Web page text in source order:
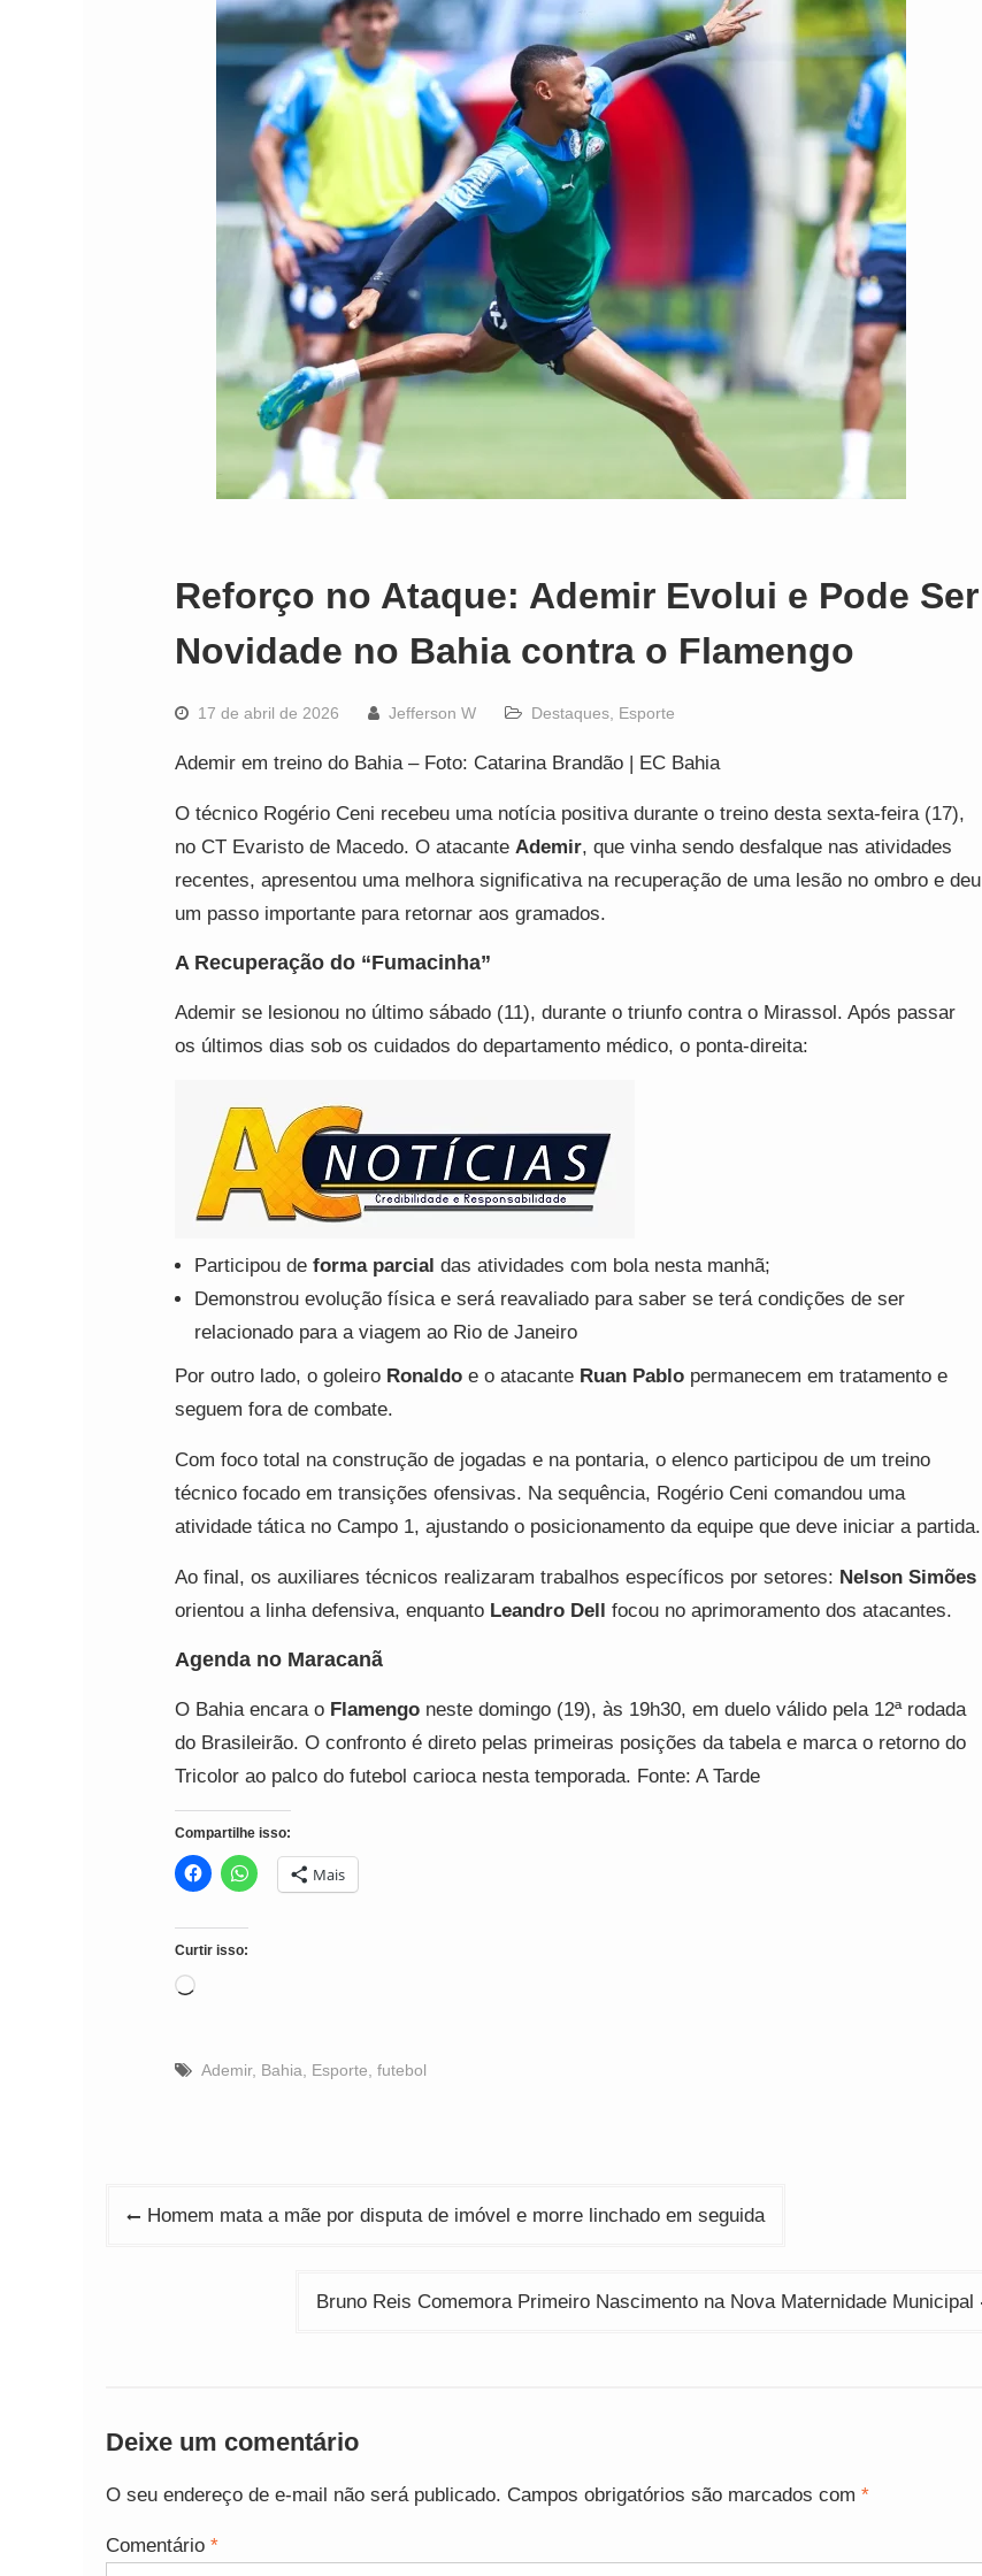
Reforço no Ataque: Ademir Evolui e Pode Ser
Novidade no Bahia contra o Flamengo
17 de abril de 2026 Jefferson W Destaques Esporte
Ademir em treino do Bahia – Foto: Catarina Brandão | EC Bahia
O técnico Rogério Ceni recebeu uma notícia positiva durante o treino desta sexta-feira (17),
no CT Evaristo de Macedo. O atacante Ademir, que vinha sendo desfalque nas atividades
recentes, apresentou uma melhora significativa na recuperação de uma lesão no ombro e deu
um passo importante para retornar aos gramados.
A Recuperação do “Fumacinha”
Ademir se lesionou no último sábado (11), durante o triunfo contra o Mirassol. Após passar
os últimos dias sob os cuidados do departamento médico, o ponta-direita:
Participou de forma parcial das atividades com bola nesta manhã;
Demonstrou evolução física e será reavaliado para saber se terá condições de ser
relacionado para a viagem ao Rio de Janeiro
Por outro lado, o goleiro Ronaldo e o atacante Ruan Pablo permanecem em tratamento e
seguem fora de combate.
Com foco total na construção de jogadas e na pontaria, o elenco participou de um treino
técnico focado em transições ofensivas. Na sequência, Rogério Ceni comandou uma
atividade tática no Campo 1, ajustando o posicionamento da equipe que deve iniciar a partida.
Ao final, os auxiliares técnicos realizaram trabalhos específicos por setores: Nelson Simões
orientou a linha defensiva, enquanto Leandro Dell focou no aprimoramento dos atacantes.
Agenda no Maracanã
O Bahia encara o Flamengo neste domingo (19), às 19h30, em duelo válido pela 12ª rodada
do Brasileirão. O confronto é direto pelas primeiras posições da tabela e marca o retorno do
Tricolor ao palco do futebol carioca nesta temporada. Fonte: A Tarde
Compartilhe isso:
Mais
Curtir isso:
Carregando...
Ademir, Bahia Esporte futebol
Navegação
Homem mata a mãe por disputa de imóvel e morre linchado em seguida
Bruno Reis Comemora Primeiro Nascimento na Nova Maternidade Municipal
Deixe um comentário
O seu endereço de e-mail não será publicado. Campos obrigatórios são marcados com *
Comentário *